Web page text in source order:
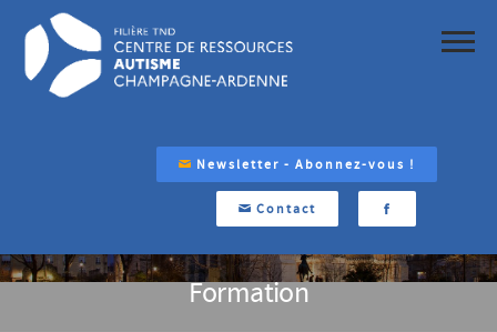
Newsletter - Abonnez-vous !
Contact
Formation